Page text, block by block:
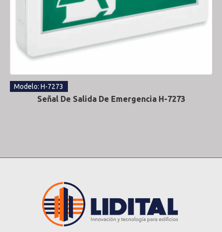
Modelo: H-7273
Señal De Salida De Emergencia H-7273